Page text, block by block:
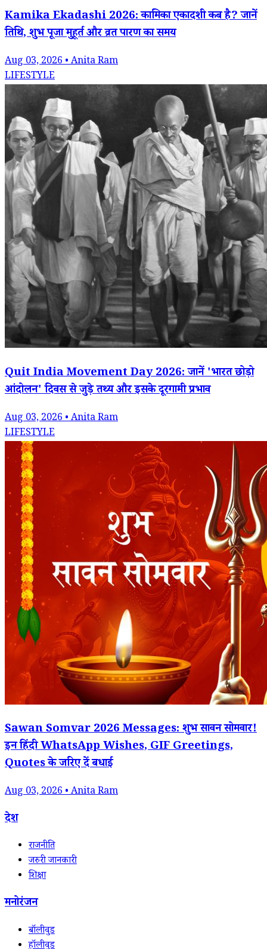
Kamika Ekadashi 2026: कामिका एकादशी कब है? जानें
तिथि, शुभ पूजा मुहूर्त और व्रत पारण का समय
Aug 03, 2026 • Anita Ram
LIFESTYLE
Quit India Movement Day 2026: जानें 'भारत छोड़ो
आंदोलन' दिवस से जुड़े तथ्य और इसके दूरगामी प्रभाव
Aug 03, 2026 • Anita Ram
LIFESTYLE
Sawan Somvar 2026 Messages: शुभ सावन सोमवार!
इन हिंदी WhatsApp Wishes, GIF Greetings,
Quotes के जरिए दें बधाई
Aug 03, 2026 • Anita Ram
देश
राजनीति
जरुरी जानकारी
शिक्षा
मनोरंजन
बॉलीवुड